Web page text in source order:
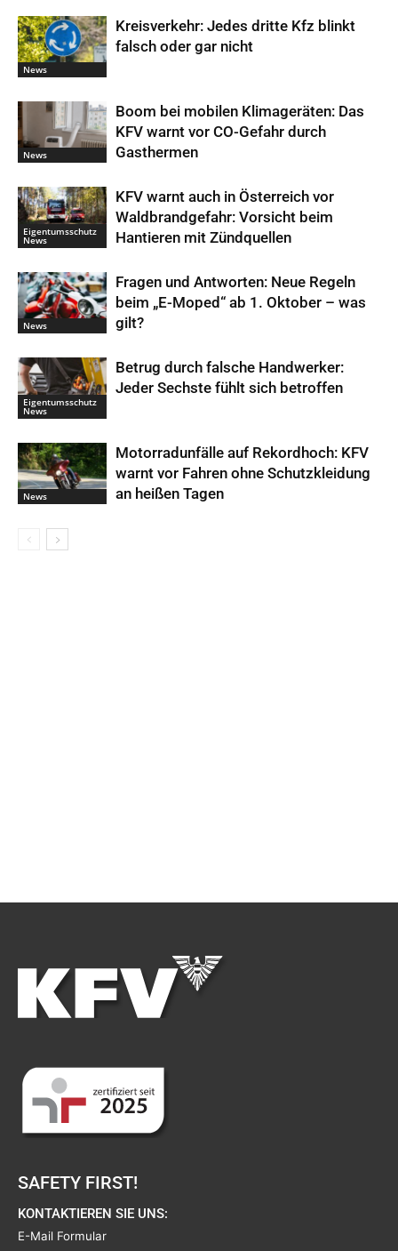
News
Kreisverkehr: Jedes dritte Kfz blinkt
falsch oder gar nicht
News
Boom bei mobilen Klimageräten: Das
KFV warnt vor CO-Gefahr durch
Gasthermen
Eigentumsschutz
News
KFV warnt auch in Österreich vor
Waldbrandgefahr: Vorsicht beim
Hantieren mit Zündquellen
News
Fragen und Antworten: Neue Regeln
beim „E-Moped“ ab 1. Oktober – was
gilt?
Eigentumsschutz
News
Betrug durch falsche Handwerker:
Jeder Sechste fühlt sich betroffen
News
Motorradunfälle auf Rekordhoch: KFV
warnt vor Fahren ohne Schutzkleidung
an heißen Tagen
SAFETY FIRST!
KONTAKTIEREN SIE UNS:
E-Mail Formular